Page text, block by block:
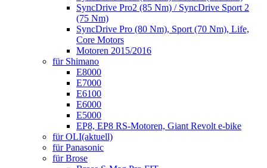
SyncDrive Pro2 (85 Nm) / SyncDrive Sport 2
(75 Nm)
SyncDrive Pro (80 Nm), Sport (70 Nm), Life,
Core Motors
Motoren 2015/2016
für Shimano
E8000
E7000
E6100
E6000
E5000
EP8, EP8 RS-Motoren, Giant Revolt e-bike
für OLI(aktuell)
für Panasonic
für Brose